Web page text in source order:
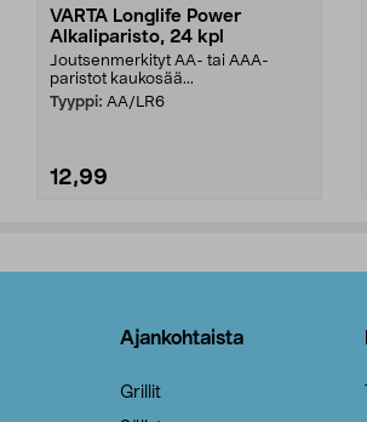
VARTA Longlife Power
Alkaliparisto, 24 kpl
Joutsenmerkityt AA- tai AAA-
paristot kaukosää...
Tyyppi: AA/LR6
12,99
Ajankohtaista
Grillit